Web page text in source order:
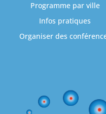
Programme par ville
Infos pratiques
Organiser des